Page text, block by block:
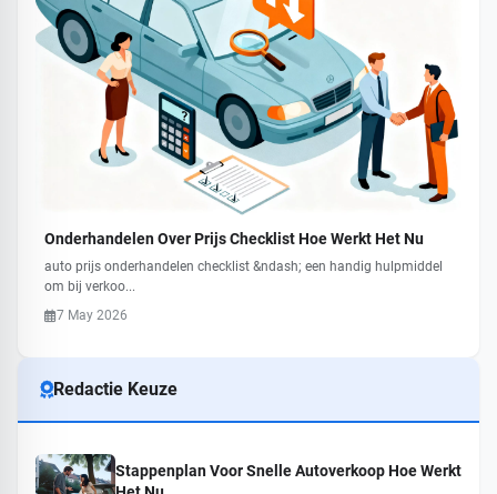
Onderhandelen Over Prijs Checklist Hoe Werkt Het Nu
auto prijs onderhandelen checklist &ndash; een handig hulpmiddel
om bij verkoo...
7 May 2026
Redactie Keuze
Stappenplan Voor Snelle Autoverkoop Hoe Werkt